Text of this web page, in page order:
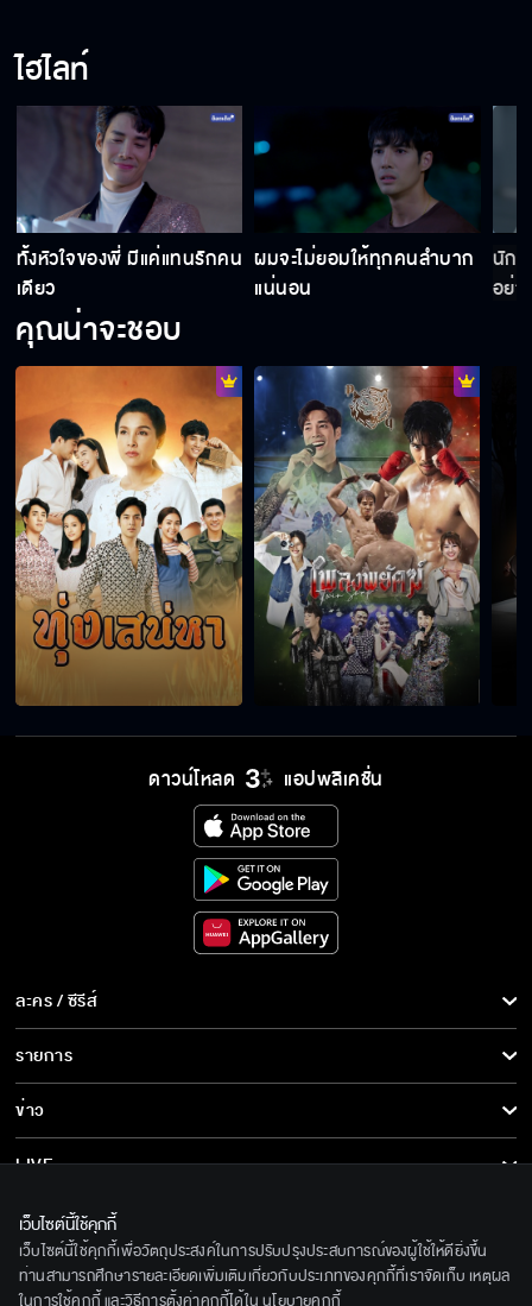
ไฮไลท์
ทั้งหัวใจของพี่ มีแค่แทนรักคน
เดียว
ผมจะไม่ยอมให้ทุกคนลำบาก
แน่นอน
นักสู้
อย่า
คุณน่าจะชอบ
ดาวน์โหลด แอปพลิเคชั่น
ละคร / ซีรีส์
ละคร/ซีรีส์
ซีรีส์นานาชาติ
การ์ตูน & เกม
รายการ
รายการทั้งหมด
ข่าว
ข่าวทั้งหมด
ข่าวประชาสัมพันธ์
LIVE
เกี่ยวกับเรา
BEC World
ติดตามเราได้ที่
เว็บไซต์นี้ใช้คุกกี้
เว็บไซต์นี้ใช้คุกกี้เพื่อวัตถุประสงค์ในการปรับปรุงประสบการณ์ของผู้ใช้ให้ดียิ่งขึ้น
ท่านสามารถศึกษารายละเอียดเพิ่มเติมเกี่ยวกับประเภทของคุกกี้ที่เราจัดเก็บ เหตุผล
ในการใช้คุกกี้ และวิธีการตั้งค่าคุกกี้ได้ใน นโยบายคุกกี้